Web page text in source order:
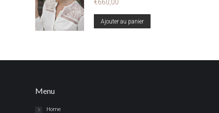
choisies
€660,00
Ajouter au panier
Menu
Home